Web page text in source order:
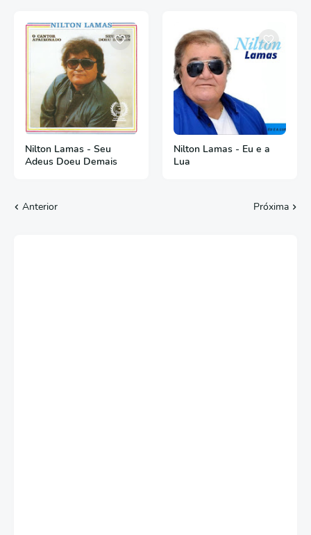
Nilton Lamas - Seu
Adeus Doeu Demais
Nilton Lamas - Eu e a
Lua
Anterior Próxima